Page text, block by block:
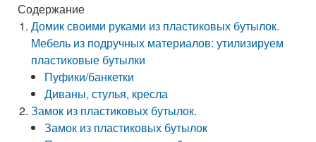
Содержание
Домик своими руками из пластиковых бутылок.
Мебель из подручных материалов: утилизируем
пластиковые бутылки
Пуфики/банкетки
Диваны, стулья, кресла
Замок из пластиковых бутылок.
Замок из пластиковых бутылок